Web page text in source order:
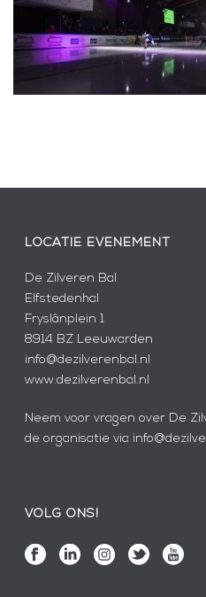
LOCATIE EVENEMENT
De Zilveren Bal
Elfstedenhal
Fryslânplein 1
8914 BZ Leeuwarden
info@dezilverenbal.nl
www.dezilverenbal.nl
Neem voor vragen over De
de organisatie via
VOLG ONS!